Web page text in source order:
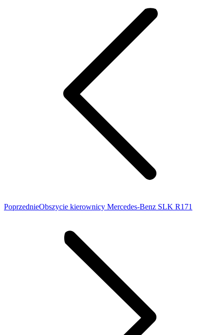
PoprzedniePoprzedni
Obszycie kierownicy Mercedes-Benz SLK R171